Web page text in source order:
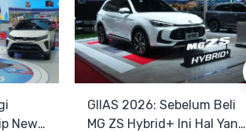
New
GIIAS 2026: Sebelum Beli
MG ZS Hybrid+ Ini Hal Yang